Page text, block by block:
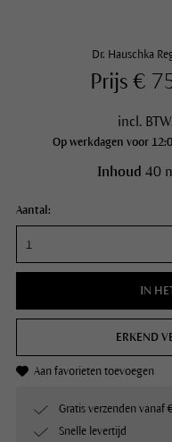
Dr. Hauschka
Prijs €
incl.
Op werkdagen voor
Inhoud 40
Aantal:
IN
ERKEND
Aan favorieten toevoegen
Gratis verzenden vanaf
Snelle levertijd